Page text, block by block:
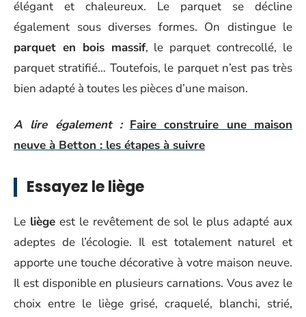
élégant et chaleureux. Le parquet se décline
également sous diverses formes. On distingue le
parquet en bois massif, le parquet contrecollé, le
parquet stratifié… Toutefois, le parquet n’est pas très
bien adapté à toutes les pièces d’une maison.
A lire également : Faire construire une maison
neuve à Betton : les étapes à suivre
Essayez le liège
Le liègeest le revêtement de sol le plus adapté aux
adeptes de l’écologie. Il est totalement naturel et
apporte une touche décorative à votre maison neuve.
Il est disponible en plusieurs carnations. Vous avez le
choix entre le liège grisé, craquelé, blanchi, strié,